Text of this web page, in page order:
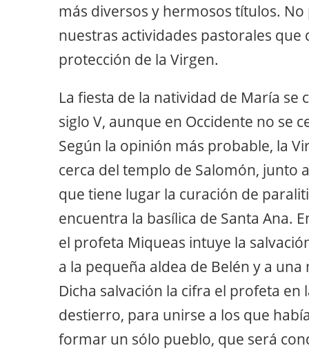
más diversos y hermosos títulos.
nuestras actividades pastorales que
protección de la Virgen.
La fiesta de la natividad de María se
siglo V, aunque en Occidente no se
Según la opinión más probable, la
cerca del templo de Salomón, junto
que tiene lugar la curación de
encuentra la basílica de Santa Ana.
el profeta Miqueas intuye la
a la pequeña aldea de Belén y a
Dicha salvación la cifra el profeta en
destierro, para unirse a los que
formar un sólo pueblo, que será